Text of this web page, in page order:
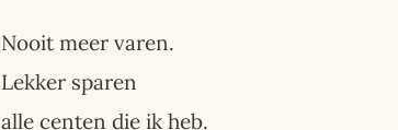
Nooit meer varen.
Lekker sparen
alle centen die ik heb.